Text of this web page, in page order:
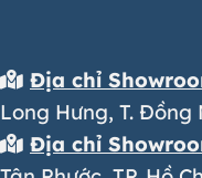
Địa chỉ
Long Hưng, T. Đồng
Địa chỉ